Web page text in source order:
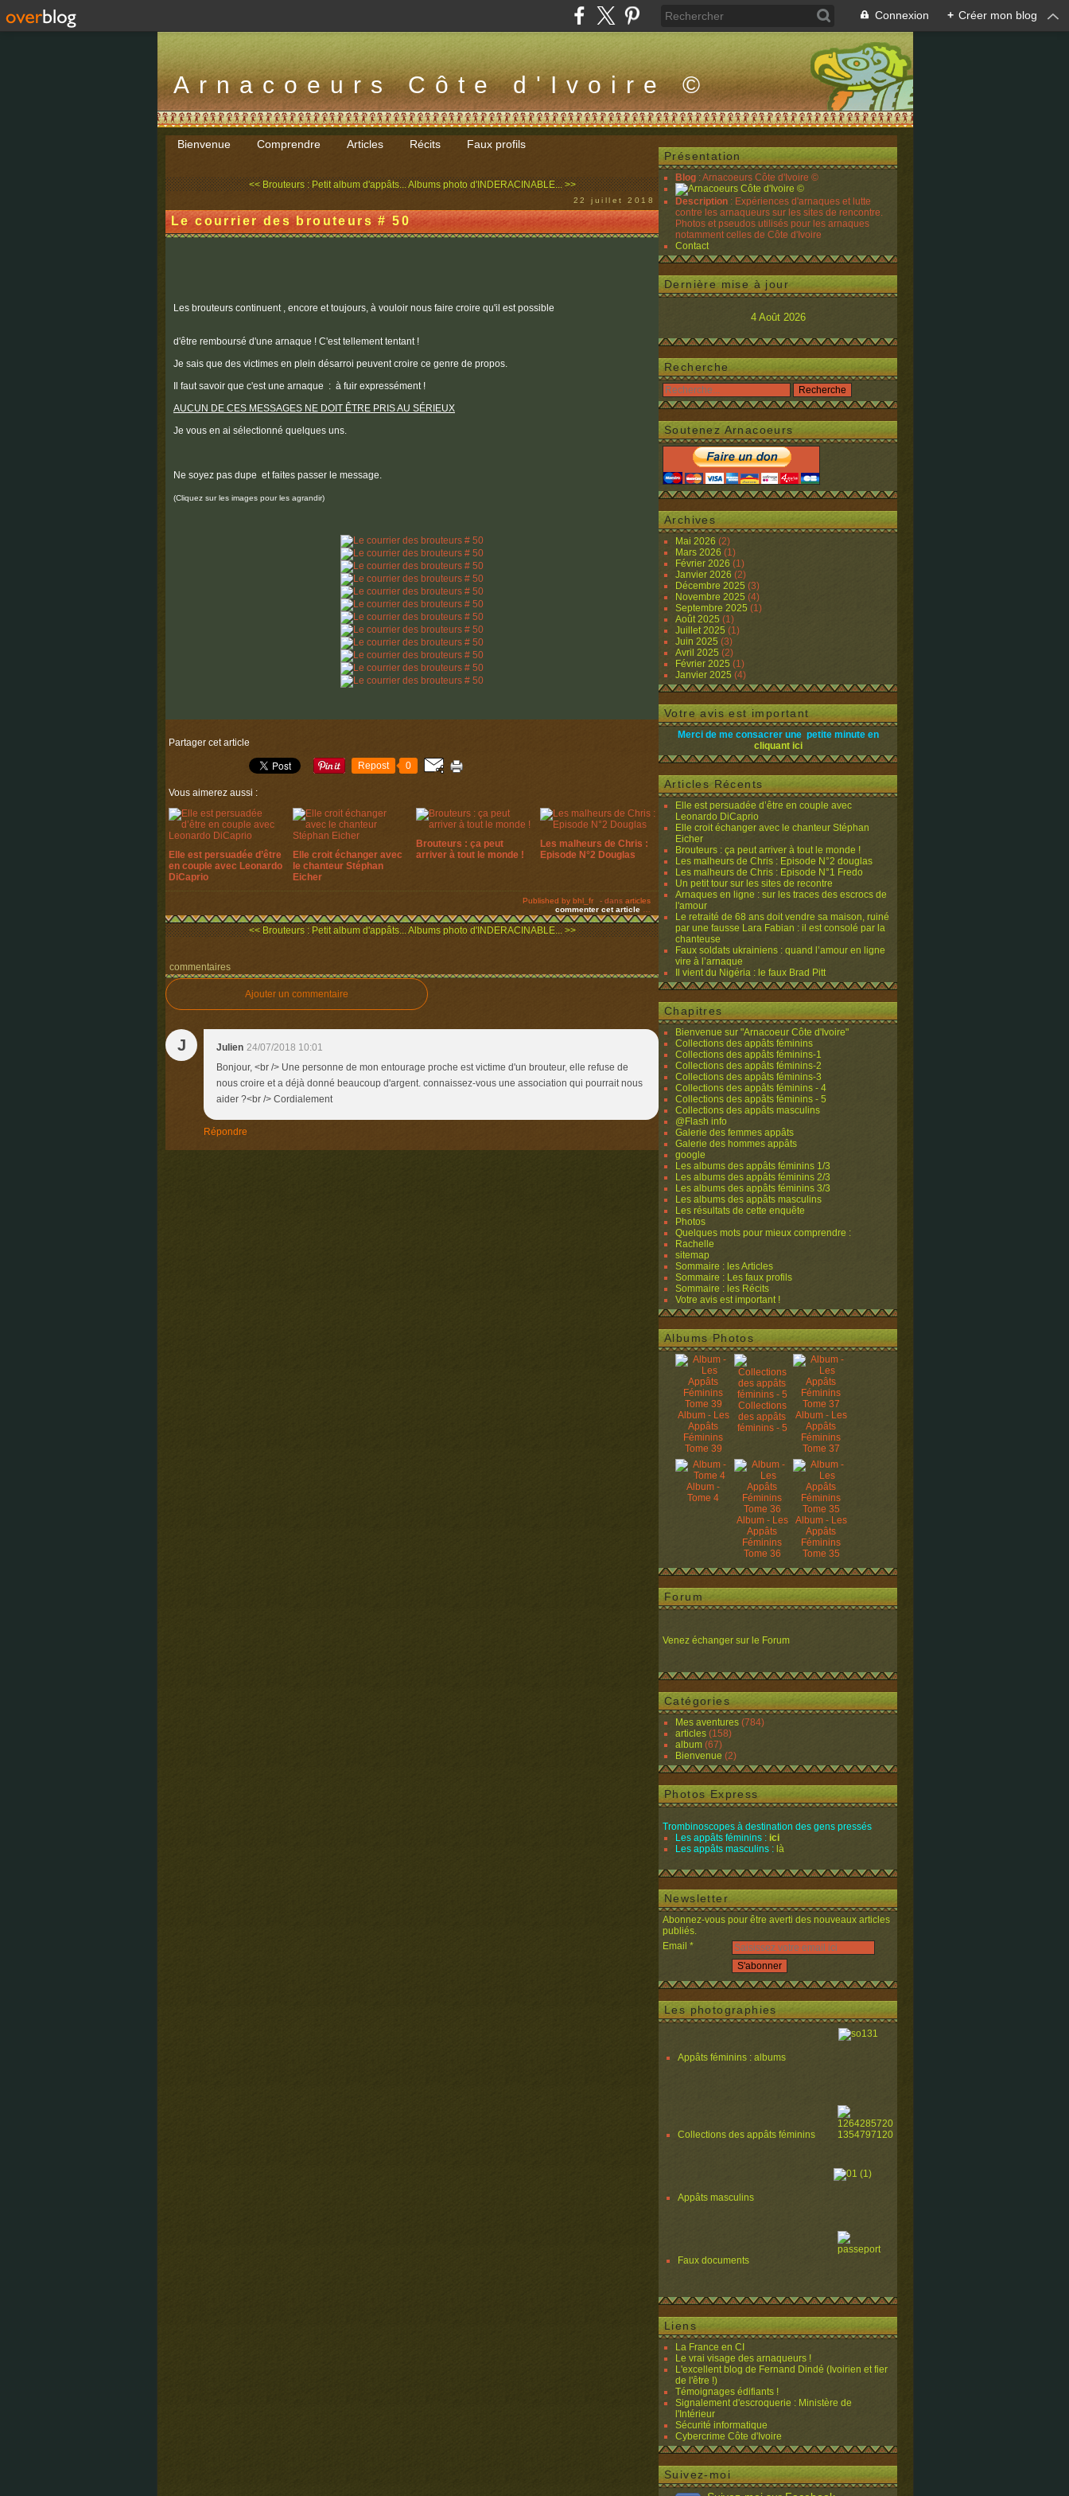
Connexion + Créer mon blog
Arnacoeurs Côte d'Ivoire ©
Bienvenue Comprendre Articles Récits Faux profils
<< Brouteurs : Petit album d'appâts...Albums photo d'INDERACINABLE... >>
22 juillet 2018
Le courrier des brouteurs # 50
Les brouteurs continuent , encore et toujours, à vouloir nous faire croire qu'il est possible
d'être remboursé d'une arnaque ! C'est tellement tentant !
Je sais que des victimes en plein désarroi peuvent croire ce genre de propos.
Il faut savoir que c'est une arnaque : à fuir expressément !
AUCUN DE CES MESSAGES NE DOIT ÊTRE PRIS AU SÉRIEUX
Je vous en ai sélectionné quelques uns.
Ne soyez pas dupe et faites passer le message.
(Cliquez sur les images pour les agrandir)
Partager cet article
Repost 0
Vous aimerez aussi :
Elle est persuadée d’être
en couple avec Leonardo
DiCaprio
Elle croit échanger avec
le chanteur Stéphan
Eicher
Brouteurs : ça peut
arriver à tout le monde !
Les malheurs de Chris :
Episode N°2 Douglas
Published by bhl_fr - dans articles
commenter cet article
<< Brouteurs : Petit album d'appâts...Albums photo d'INDERACINABLE... >>
commentaires
Ajouter un commentaire
J Julien 24/07/2018 10:01
Bonjour, <br /> Une personne de mon entourage proche est victime d'un brouteur, elle refuse de
nous croire et a déjà donné beaucoup d'argent. connaissez-vous une association qui pourrait nous
aider ?<br /> Cordialement
Répondre
Présentation
Blog : Arnacoeurs Côte d'Ivoire ©
Description : Expériences d'arnaques et lutte
contre les arnaqueurs sur les sites de rencontre.
Photos et pseudos utilisés pour les arnaques
notamment celles de Côte d'Ivoire
Contact
Dernière mise à jour
4 Août 2026
Recherche
Soutenez Arnacoeurs
Archives
Mai 2026 (2)
Mars 2026 (1)
Février 2026 (1)
Janvier 2026 (2)
Décembre 2025 (3)
Novembre 2025 (4)
Septembre 2025 (1)
Août 2025 (1)
Juillet 2025 (1)
Juin 2025 (3)
Avril 2025 (2)
Février 2025 (1)
Janvier 2025 (4)
Votre avis est important
Merci de me consacrer une petite minute en
cliquant ici
Articles Récents
Elle est persuadée d’être en couple avec
Leonardo DiCaprio
Elle croit échanger avec le chanteur Stéphan
Eicher
Brouteurs : ça peut arriver à tout le monde !
Les malheurs de Chris : Episode N°2 douglas
Les malheurs de Chris : Episode N°1 Fredo
Un petit tour sur les sites de recontre
Arnaques en ligne : sur les traces des escrocs de
l'amour
Le retraité de 68 ans doit vendre sa maison, ruiné
par une fausse Lara Fabian : il est consolé par la
chanteuse
Faux soldats ukrainiens : quand l’amour en ligne
vire à l’arnaque
Il vient du Nigéria : le faux Brad Pitt
Chapitres
Bienvenue sur "Arnacoeur Côte d'Ivoire"
Collections des appâts féminins
Collections des appâts féminins-1
Collections des appâts féminins-2
Collections des appâts féminins-3
Collections des appâts féminins - 4
Collections des appâts féminins - 5
Collections des appâts masculins
@Flash info
Galerie des femmes appâts
Galerie des hommes appâts
google
Les albums des appâts féminins 1/3
Les albums des appâts féminins 2/3
Les albums des appâts féminins 3/3
Les albums des appâts masculins
Les résultats de cette enquête
Photos
Quelques mots pour mieux comprendre :
Rachelle
sitemap
Sommaire : les Articles
Sommaire : Les faux profils
Sommaire : les Récits
Votre avis est important !
Albums Photos
Album - Les
Appâts
Féminins
Tome 39
Collections
des appâts
féminins - 5
Album - Les
Appâts
Féminins
Tome 37
Album -
Tome 4
Album - Les
Appâts
Féminins
Tome 36
Album - Les
Appâts
Féminins
Tome 35
Forum
Venez échanger sur le Forum
Catégories
Mes aventures (784)
articles (158)
album (67)
Bienvenue (2)
Photos Express
Trombinoscopes à destination des gens pressés
Les appâts féminins : ici
Les appâts masculins : là
Newsletter
Abonnez-vous pour être averti des nouveaux articles
publiés.
Email
Les photographies
Appâts féminins : albums
Collections des appâts féminins
Appâts masculins
Faux documents
Liens
La France en CI
Le vrai visage des arnaqueurs !
L'excellent blog de Fernand Dindé (Ivoirien et fier
de l'être !)
Témoignages édifiants !
Signalement d'escroquerie : Ministère de
l'Intérieur
Sécurité informatique
Cybercrime Côte d'Ivoire
Suivez-moi